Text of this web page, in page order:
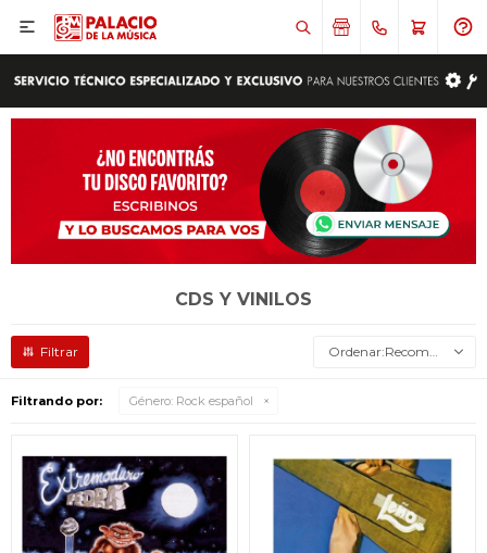

CDS Y VINILOS
Recomendados
Filtrando por: Género: Rock español